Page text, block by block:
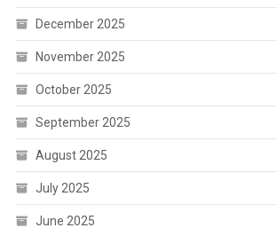
December 2025
November 2025
October 2025
September 2025
August 2025
July 2025
June 2025